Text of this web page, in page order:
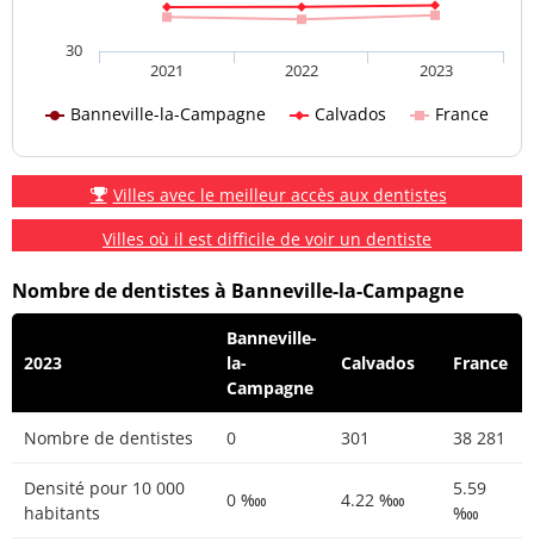
Banneville-la-Campagne Calvados France
2021 2022 2023
30
Villes avec le meilleur accès aux dentistes
Villes où il est difficile de voir un dentiste
Nombre de dentistes à Banneville-la-Campagne
2023
Banneville-
la-
Campagne
Calvados France
Nombre de dentistes 0 301 38 281
Densité pour 10 000
habitants
0 ‱ 4.22 ‱
5.59
‱